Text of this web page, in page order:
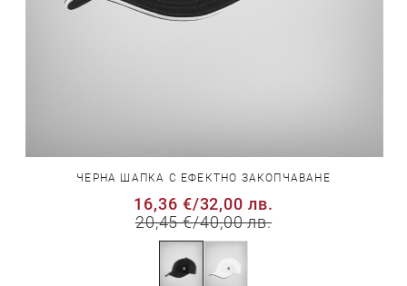
ЧЕРНА ШАПКА С ЕФЕКТНО ЗАКОПЧАВАНЕ
16,36 €/32,00 лв.
20,45 €/40,00 лв.